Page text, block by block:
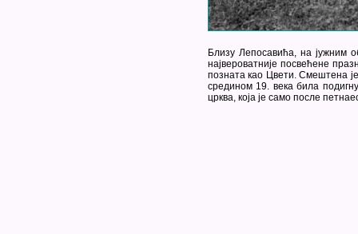
Близу Лепосавића, на јужним
највероватније посвећене
позната као Цвети. Смештена
средином 19. века била
црква, која је само после